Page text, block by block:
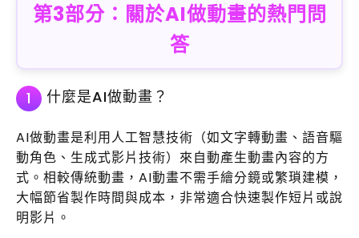
第3部分：關於AI做動畫的熱門問
答
1 什麼是AI做動畫？
AI做動畫是利用人工智慧技術（如文字轉動畫、語音驅
動角色、生成式影片技術）來自動產生動畫內容的方
式。相較傳統動畫，AI動畫不需手繪分鏡或繁瑣建模，
大幅節省製作時間與成本，非常適合快速製作短片或說
明影片。